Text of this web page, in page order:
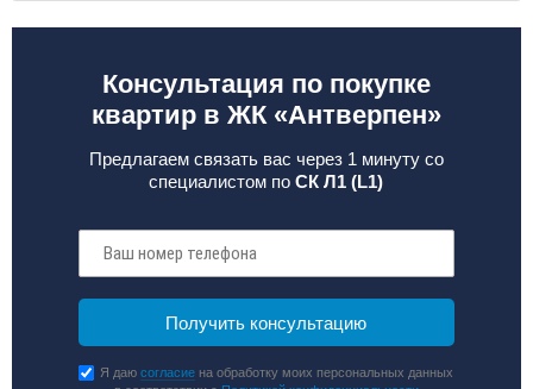
Консультация по покупке
квартир в ЖК «Антверпен»
Предлагаем связать вас через 1 минуту со
специалистом поСК Л1 (L1)
Я даюсогласие на обработку моих персональных данных